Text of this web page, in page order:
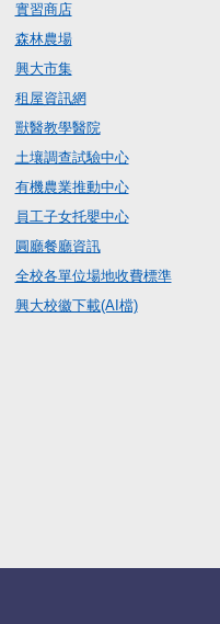
實習商店
森林農場
興大市集
租屋資訊網
獸醫教學醫院
土壤調查試驗中心
有機農業推動中心
員工子女托嬰中心
圓廳餐廳資訊
全校各單位場地收費標準
興大校徽下載(AI檔)